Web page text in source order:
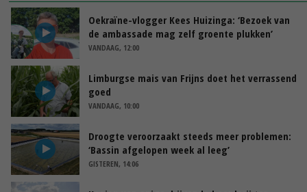
Oekraïne-vlogger Kees Huizinga: ‘Bezoek van
de ambassade mag zelf groente plukken’
VANDAAG, 12:00
Limburgse mais van Frijns doet het verrassend
goed
VANDAAG, 10:00
Droogte veroorzaakt steeds meer problemen:
‘Bassin afgelopen week al leeg’
GISTEREN, 14:06